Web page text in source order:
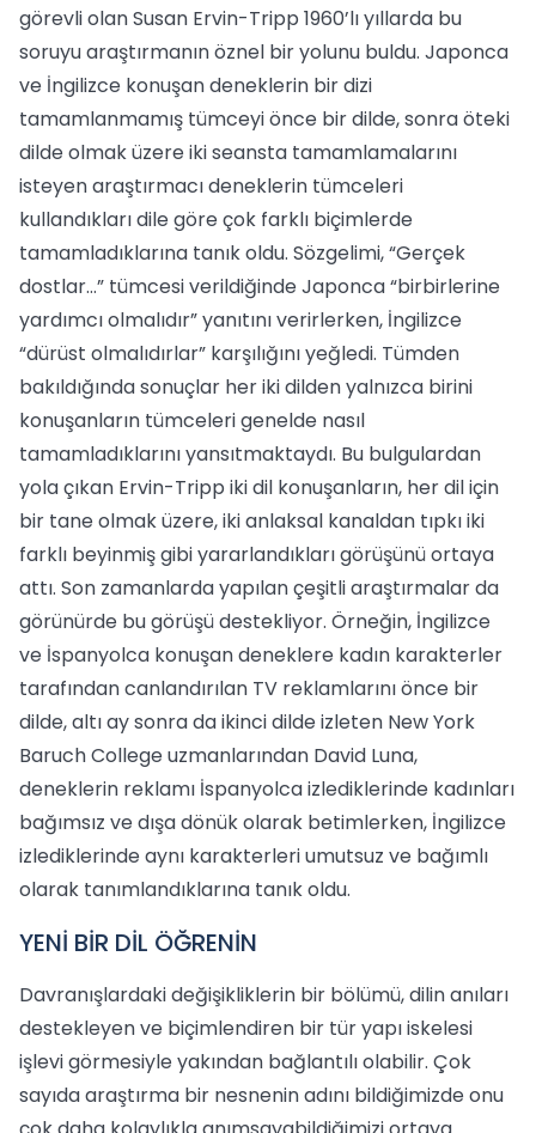
görevli olan Susan Ervin-Tripp 1960’lı yıllarda bu
soruyu araştırmanın öznel bir yolunu buldu. Japonca
ve İngilizce konuşan deneklerin bir dizi
tamamlanmamış tümceyi önce bir dilde, sonra öteki
dilde olmak üzere iki seansta tamamlamalarını
isteyen araştırmacı deneklerin tümceleri
kullandıkları dile göre çok farklı biçimlerde
tamamladıklarına tanık oldu. Sözgelimi, “Gerçek
dostlar...” tümcesi verildiğinde Japonca “birbirlerine
yardımcı olmalıdır” yanıtını verirlerken, İngilizce
“dürüst olmalıdırlar” karşılığını yeğledi. Tümden
bakıldığında sonuçlar her iki dilden yalnızca birini
konuşanların tümceleri genelde nasıl
tamamladıklarını yansıtmaktaydı. Bu bulgulardan
yola çıkan Ervin-Tripp iki dil konuşanların, her dil için
bir tane olmak üzere, iki anlaksal kanaldan tıpkı iki
farklı beyinmiş gibi yararlandıkları görüşünü ortaya
attı. Son zamanlarda yapılan çeşitli araştırmalar da
görünürde bu görüşü destekliyor. Örneğin, İngilizce
ve İspanyolca konuşan deneklere kadın karakterler
tarafından canlandırılan TV reklamlarını önce bir
dilde, altı ay sonra da ikinci dilde izleten New York
Baruch College uzmanlarından David Luna,
deneklerin reklamı İspanyolca izlediklerinde kadınları
bağımsız ve dışa dönük olarak betimlerken, İngilizce
izlediklerinde aynı karakterleri umutsuz ve bağımlı
olarak tanımlandıklarına tanık oldu.
YENİ BİR DİL ÖĞRENİN
Davranışlardaki değişikliklerin bir bölümü, dilin anıları
destekleyen ve biçimlendiren bir tür yapı iskelesi
işlevi görmesiyle yakından bağlantılı olabilir. Çok
sayıda araştırma bir nesnenin adını bildiğimizde onu